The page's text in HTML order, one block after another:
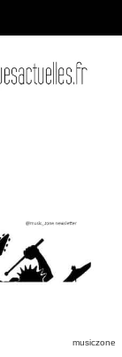
musiczone